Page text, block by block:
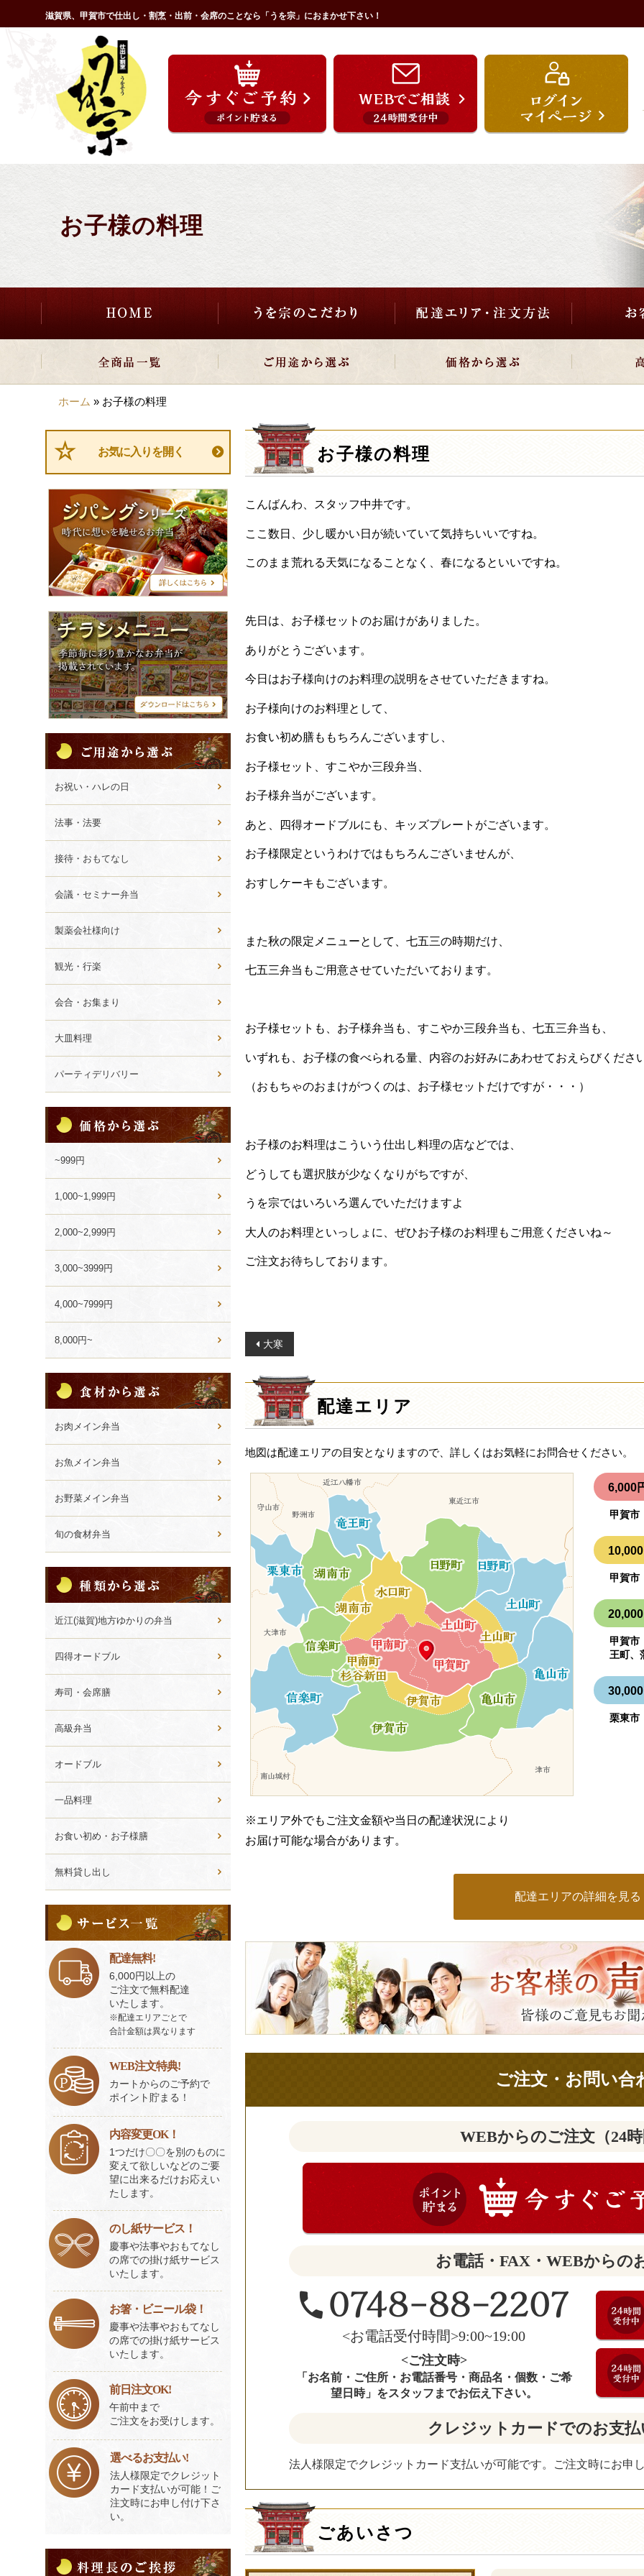
ン
滋賀県、甲賀市で仕出し・割烹・出前・会席のことなら「うを宗」におまかせ下さい！
お子様の料理
HOME うを宗のこだわり 配達エリア・注文方法
ご用途から選ぶ 価格から選ぶ
ホーム » お子様の料理
お子様の料理
こんばんわ、スタッフ中井です。
ここ数日、少し暖かい日が続いていて気持ちいいですね。
このまま荒れる天気になることなく、春になるといいですね。
先日は、お子様セットのお届けがありました。
ありがとうございます。
今日はお子様向けのお料理の説明をさせていただきますね。
お子様向けのお料理として、
お食い初め膳ももちろんございますし、
お子様セット、すこやか三段弁当、
お子様弁当がございます。
あと、四得オードブルにも、キッズプレートがございます。
お子様限定というわけではもちろんございませんが、
おすしケーキもございます。
また秋の限定メニューとして、七五三の時期だけ、
七五三弁当もご用意させていただいております。
お子様セットも、お子様弁当も、すこやか三段弁当も、七五三弁当も、
いずれも、お子様の食べられる量、内容のお好みにあわせておえらびくださ
（おもちゃのおまけがつくのは、お子様セットだけですが・・・）
お子様のお料理はこういう仕出し料理の店などでは、
どうしても選択肢が少なくなりがちですが、
うを宗ではいろいろ選んでいただけますよ
大人のお料理といっしょに、ぜひお子様のお料理もご用意くださいね～
ご注文お待ちしております。
投
稿
ナ
ビ
ゲ
シ
ン
大寒
配達エリア
地図は配達エリアの目安となりますので、詳しくはお気軽にお問合せください。
※エリア外でもご注文金額や当日の配達状況により
お届け可能な場合があります。
6,000
甲賀市
甲賀市
甲賀市
王町、
栗東市
配達エリアの詳細を見る
ご
意
見
も
か
ご注文・お問い合
WEBからのご注文（24
お電話・FAX・WEBからの
<お電話受付時間>9:00~19:00
<ご注文時>
「お名前・ご住所・お電話番号・商品名・個数・ご希
望日時」をスタッフまでお伝え下さい。
クレジットカードでのお支
法人様限定でクレジットカード支払いが可能です。ご注文時にお申
ごあいさつ
お気に入りを開く
ジ
ン
グ
ー
ズ
チ
ラ
シ
メ
ニ
ュ
ー
用
途
か
ら
選
ぶ
お祝い・ハレの日
法事・法要
接待・おもてなし
会議・セミナー弁当
製薬会社様向け
観光・行楽
会合・お集まり
大皿料理
パーティデリバリー
格
か
ら
選
ぶ
~999円
1,000~1,999円
2,000~2,999円
3,000~3999円
4,000~7999円
8,000円~
材
か
ら
選
ぶ
お肉メイン弁当
お魚メイン弁当
お野菜メイン弁当
旬の食材弁当
類
か
ら
選
ぶ
近江(滋賀)地方ゆかりの弁当
四得オードブル
寿司・会席膳
高級弁当
オードブル
一品料理
お食い初め・お子様膳
無料貸し出し
ー
ビ
ス
一
覧
配達無料!
6,000円以上の
ご注文で無料配達
いたします。
※配達エリアごとで
合計金額は異なります
WEB注文特典!
カートからのご予約で
ポイント貯まる！
内容変更OK！
1つだけ〇〇を別のものに
変えて欲しいなどのご要
望に出来るだけお応えい
たします。
のし紙サービス！
慶事や法事やおもてなし
の席での掛け紙サービス
いたします。
お箸・ビニール袋！
慶事や法事やおもてなし
の席での掛け紙サービス
いたします。
前日注文OK!
午前中まで
ご注文をお受けします。
選べるお支払い!
法人様限定でクレジット
カード支払いが可能！ご
注文時にお申し付け下さ
い。
理